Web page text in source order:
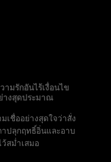
ามรักอันไร้เงื่อนไข
างสุดประมาณ
เชื่ออย่างสุดใจว่าสั่ง
าปลุกฤทธิ์อิ่นและอาบ
สม่ำเสมอ